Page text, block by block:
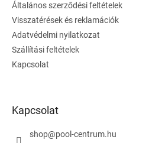
Általános szerződési feltételek
Visszatérések és reklamációk
Adatvédelmi nyilatkozat
Szállítási feltételek
Kapcsolat
Kapcsolat
shop@pool-centrum.hu